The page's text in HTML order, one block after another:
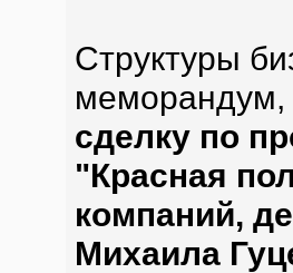
Структуры
меморандум,
сделку по
"Красная
компаний,
Михаила